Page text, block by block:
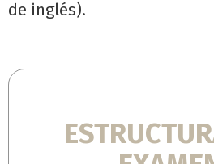
de inglés).